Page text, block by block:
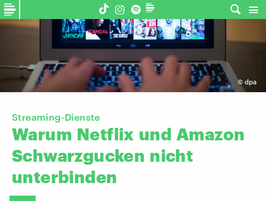
© dpa
Streaming-Dienste
Warum Netflix und Amazon
Schwarzgucken nicht
unterbinden